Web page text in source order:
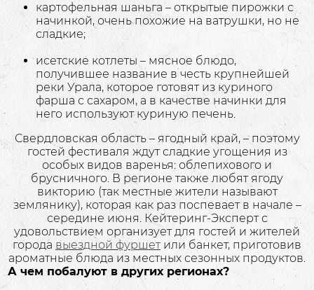
картофельная шаньга – открытые пирожки с
начинкой, очень похожие на ватрушки, но не
сладкие;
исетские котлеты – мясное блюдо,
получившее название в честь крупнейшей
реки Урала, которое готовят из куриного
фарша с сахаром, а в качестве начинки для
него используют куриную печень.
Свердловская область – ягодный край, – поэтому
гостей фестиваля ждут сладкие угощения из
особых видов варенья: облепихового и
брусничного. В регионе также любят ягоду
викторию (так местные жители называют
землянику), которая как раз поспевает в начале –
середине июня. Кейтеринг-Эксперт с
удовольствием организует для гостей и жителей
города выездной фуршетили банкет, приготовив
ароматные блюда из местных сезонных продуктов.
А чем побалуют в других регионах?